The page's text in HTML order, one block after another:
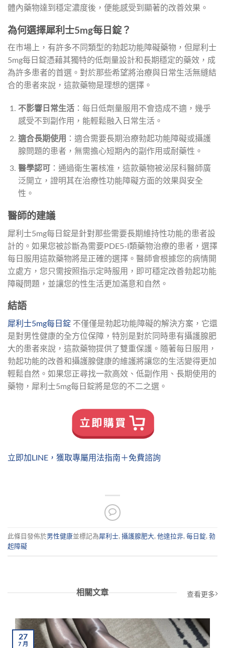
體內藥物達到穩定濃度後，便能感受到顯著的改善效果。
為何選擇犀利士5mg每日錠？
在市場上，有許多不同類型的勃起功能障礙藥物，但犀利士
5mg每日錠憑藉其獨特的低劑量設計和長期穩定的藥效，成
為許多患者的首選。對於那些希望將治療與日常生活無縫結
合的患者來說，這款藥物是理想的選擇。
不影響日常生活：每日低劑量服用不會造成不適，幾乎
感受不到副作用，能輕鬆融入日常生活。
適合長期使用
：適合需要長期治療勃起功能障礙或攝護
腺問題的患者，無需擔心短期內的副作用或耐藥性。
醫學認可
：通過衛生署核准，這款藥物被泌尿科醫師廣
泛開立，證明其在治療性功能障礙方面的效果與安全
性。
醫師的建議
犀利士5mg每日錠是針對那些需要長期維持性功能的患者設
計的。如果您被診斷為需要PDE5-I類藥物治療的患者，選擇
每日服用這款藥物將是正確的選擇。醫師會根據您的病情開
立處方，您只需按照指示定時服用，即可穩定改善勃起功能
障礙問題，並讓您的性生活更加滿意和自然。
結語
犀利士5mg每日錠 不僅僅是勃起功能障礙的解決方案，它還
是對男性健康的全方位保障，特別是對於同時患有攝護腺肥
大的患者來說，這款藥物提供了雙重保護。隨著每日服用，
勃起功能的改善和攝護腺健康的維護將讓您的生活變得更加
輕鬆自然。如果您正尋找一款高效、低副作用、長期使用的
藥物，犀利士5mg每日錠將是您的不二之選。
立即加LINE，獲取專屬用法指南＋免費諮詢
此條目發佈於男性健康並標記為犀利士, 攝護腺肥大, 他達拉非, 每日錠, 勃
起障礙
相關文章 查看更多
27
7月